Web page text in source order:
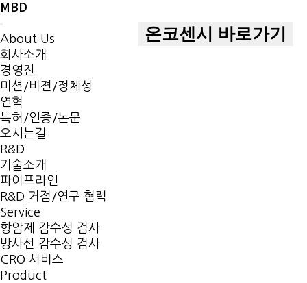
MBD
Menu
About Us
회사소개
경영진
미션/비젼/정체성
연혁
특허/인증/논문
오시는길
R&D
기술소개
파이프라인
R&D 거점/연구 협력
Service
항암제 감수성 검사
방사선 감수성 검사
CRO 서비스
Product
온코센시 바로가기